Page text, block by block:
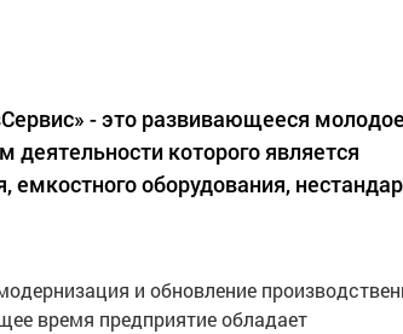
- это развивающееся молодое
которого является
емкостного оборудования,
и обновление
время предприятие обладает